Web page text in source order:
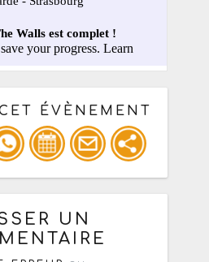
ÉVÈNEMENT
ci-dessous pour un
/ réseau social
UN